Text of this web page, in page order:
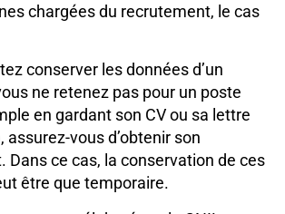
chargées du recrutement, le cas
conserver les données d’un
ne retenez pas pour un poste
en gardant son CV ou sa lettre
vous d’obtenir son
Dans ce cas, la conservation de ces
être que temporaire.